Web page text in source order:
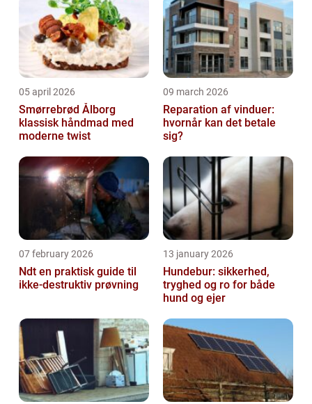
05 april 2026
Smørrebrød Ålborg
klassisk håndmad med
moderne twist
09 march 2026
Reparation af vinduer:
hvornår kan det betale
sig?
07 february 2026
Ndt en praktisk guide til
ikke-destruktiv prøvning
13 january 2026
Hundebur: sikkerhed,
tryghed og ro for både
hund og ejer